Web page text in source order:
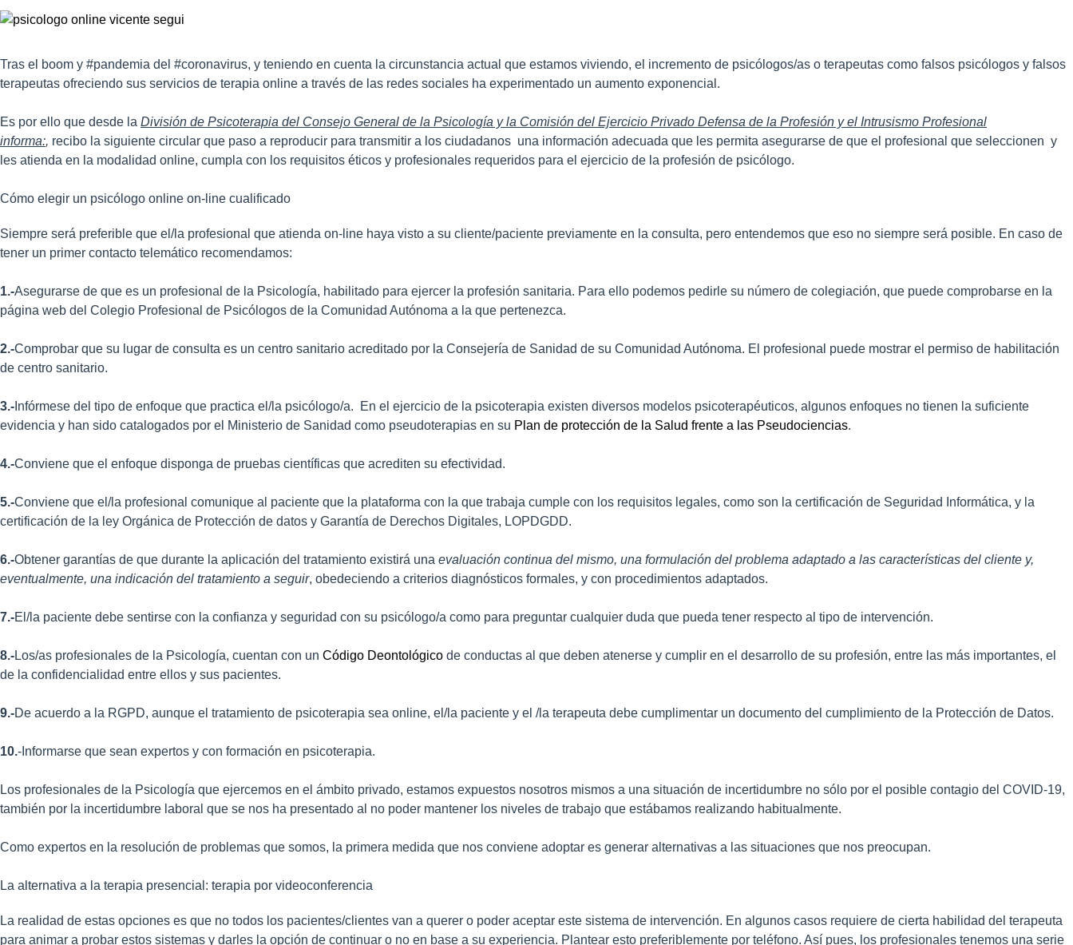
Tras el boom y #pandemia del #coronavirus, y teniendo en cuenta la circunstancia actual que estamos viviendo, el incremento de psicólogos/as o terapeutas como falsos psicólogos y falsos
terapeutas ofreciendo sus servicios de terapia online a través de las redes sociales ha experimentado un aumento exponencial.
Es por ello que desde la División de Psicoterapia del Consejo General de la Psicología y la Comisión del Ejercicio Privado Defensa de la Profesión y el Intrusismo Profesional
informa:, recibo la siguiente circular que paso a reproducir para transmitir a los ciudadanos una información adecuada que les permita asegurarse de que el profesional que seleccionen y
les atienda en la modalidad online, cumpla con los requisitos éticos y profesionales requeridos para el ejercicio de la profesión de psicólogo.
Cómo elegir un psicólogo online on-line cualificado
Siempre será preferible que el/la profesional que atienda on-line haya visto a su cliente/paciente previamente en la consulta, pero entendemos que eso no siempre será posible. En caso de
tener un primer contacto telemático recomendamos:
1.-Asegurarse de que es un profesional de la Psicología, habilitado para ejercer la profesión sanitaria. Para ello podemos pedirle su número de colegiación, que puede comprobarse en la
página web del Colegio Profesional de Psicólogos de la Comunidad Autónoma a la que pertenezca.
2.-Comprobar que su lugar de consulta es un centro sanitario acreditado por la Consejería de Sanidad de su Comunidad Autónoma. El profesional puede mostrar el permiso de habilitación
de centro sanitario.
3.- Infórmese del tipo de enfoque que practica el/la psicólogo/a. En el ejercicio de la psicoterapia existen diversos modelos psicoterapéuticos, algunos enfoques no tienen la suficiente
evidencia y han sido catalogados por el Ministerio de Sanidad como pseudoterapias en su Plan de protección de la Salud frente a las Pseudociencias.
4.-Conviene que el enfoque disponga de pruebas científicas que acrediten su efectividad.
5.-Conviene que el/la profesional comunique al paciente que la plataforma con la que trabaja cumple con los requisitos legales, como son la certificación de Seguridad Informática, y la
certificación de la ley Orgánica de Protección de datos y Garantía de Derechos Digitales, LOPDGDD.
6.-Obtener garantías de que durante la aplicación del tratamiento existirá una evaluación continua del mismo, una formulación del problema adaptado a las características del cliente y,
eventualmente, una indicación del tratamiento a seguir, obedeciendo a criterios diagnósticos formales, y con procedimientos adaptados.
7.-El/la paciente debe sentirse con la confianza y seguridad con su psicólogo/a como para preguntar cualquier duda que pueda tener respecto al tipo de intervención.
8.-Los/as profesionales de la Psicología, cuentan con un Código Deontológico de conductas al que deben atenerse y cumplir en el desarrollo de su profesión, entre las más importantes, el
de la confidencialidad entre ellos y sus pacientes.
9.-De acuerdo a la RGPD, aunque el tratamiento de psicoterapia sea online, el/la paciente y el /la terapeuta debe cumplimentar un documento del cumplimiento de la Protección de Datos.
10.-Informarse que sean expertos y con formación en psicoterapia.
Los profesionales de la Psicología que ejercemos en el ámbito privado, estamos expuestos nosotros mismos a una situación de incertidumbre no sólo por el posible contagio del COVID-19,
también por la incertidumbre laboral que se nos ha presentado al no poder mantener los niveles de trabajo que estábamos realizando habitualmente.
Como expertos en la resolución de problemas que somos, la primera medida que nos conviene adoptar es generar alternativas a las situaciones que nos preocupan.
La alternativa a la terapia presencial: terapia por videoconferencia
La realidad de estas opciones es que no todos los pacientes/clientes van a querer o poder aceptar este sistema de intervención. En algunos casos requiere de cierta habilidad del terapeuta
para animar a probar estos sistemas y darles la opción de continuar o no en base a su experiencia. Plantear esto preferiblemente por teléfono. Así pues, los profesionales tenemos una serie